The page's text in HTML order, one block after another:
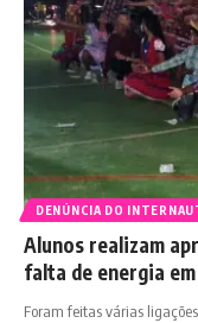
DENÚNCIA DO
Alunos realizam
falta de energia
Foram feitas várias